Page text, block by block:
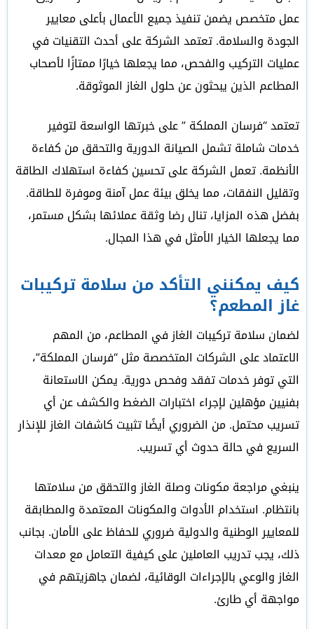
عمل متخصص يضمن تنفيذ جميع الأعمال بأعلى معايير
الجودة والسلامة. تعتمد الشركة على أحدث التقنيات في
عمليات التركيب والفحص، مما يجعلها خيارًا ممتازًا لأصحاب
المطاعم الذين يبحثون عن حلول الغاز الموثوقة.
تعتمد “فرسان المملكة ” على خبرتها الواسعة لتوفير
خدمات شاملة تشمل الصيانة الدورية والتحقق من كفاءة
الأنظمة. تعمل الشركة على تحسين كفاءة استهلاك الطاقة
وتقليل النفقات، مما يخلق بيئة عمل آمنة وموفرة للطاقة.
بفضل هذه المزايا، تنال رضا وثقة عملائها بشكل مستمر،
مما يجعلها الخيار الأمثل في هذا المجال.
كيف يمكنني التأكد من سلامة تركيبات
غاز المطعم؟
لضمان سلامة تركيبات الغاز في المطاعم، من المهم
الاعتماد على الشركات المتخصصة مثل “فرسان المملكة”،
التي توفر خدمات تفقد وفحص دورية. يمكن الاستعانة
بفنيين مؤهلين لإجراء اختبارات الضغط والكشف عن أي
تسريب محتمل. من الضروري أيضًا تثبيت كاشفات الغاز للإنذار
السريع في حالة حدوث أي تسريب.
ينبغي مراجعة مكونات وصلة الغاز والتحقق من سلامتها
بانتظام. استخدام الأدوات والمكونات المعتمدة والمطابقة
للمعايير الوطنية والدولية ضروري للحفاظ على الأمان. بجانب
ذلك، يجب تدريب العاملين على كيفية التعامل مع معدات
الغاز والوعي بالإجراءات الوقائية، لضمان جاهزيتهم في
مواجهة أي طارئ.